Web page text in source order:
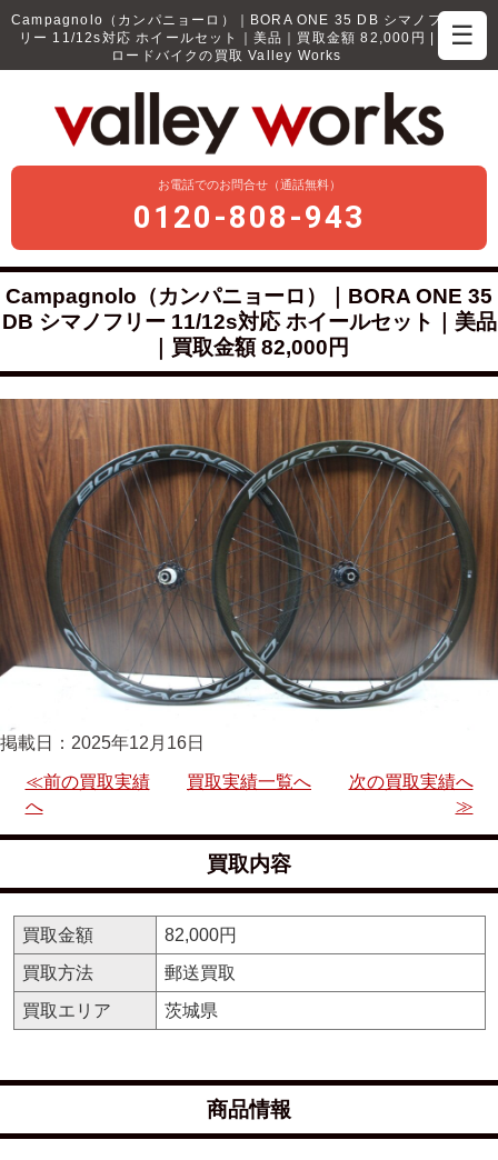
☰
Campagnolo（カンパニョーロ）｜BORA ONE 35 DB シマノフ
リー 11/12s対応 ホイールセット｜美品｜買取金額 82,000円 |
ロードバイクの買取 Valley Works
お電話でのお問合せ（通話無料）
0120-808-943
Campagnolo（カンパニョーロ）｜BORA ONE 35
DB シマノフリー 11/12s対応 ホイールセット｜美品
｜買取金額 82,000円
掲載日：2025年12月16日
≪前の買取実績
へ
買取実績一覧へ
次の買取実績へ
≫
買取内容
買取金額
82,000円
買取方法
郵送買取
買取エリア
茨城県
商品情報